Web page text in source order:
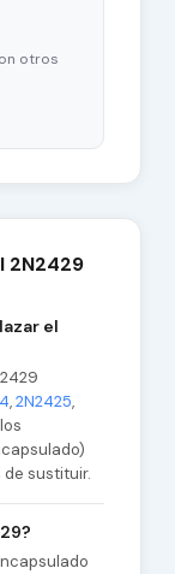
otros
2N2429
el
,2N2425,
sustituir.